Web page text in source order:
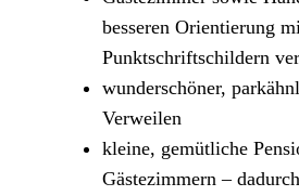
besseren Orientierung
Punktschriftschildern
wunderschöner,
Verweilen
kleine, gemütliche
Gästezimmern –